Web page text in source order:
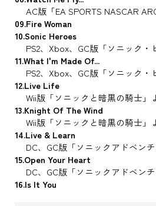
AC版「EA SPORTS NASCAR
09.Fire Woman
10.Sonic Heroes
PS2、Xbox、GC版「ソニック・
11.What I'm Made Of...
PS2、Xbox、GC版「ソニック・
12.Live Life
Wii版「ソニックと暗黒の騎士」
13.Knight Of The Wind
Wii版「ソニックと暗黒の騎士」
14.Live & Learn
DC、GC版「ソニックアドベンチ
15.Open Your Heart
DC、GC版「ソニックアドベンチ
16.Is It You